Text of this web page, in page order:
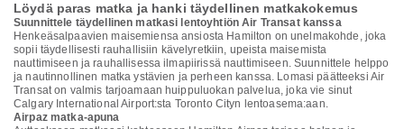
Löydä paras matka ja hanki täydellinen matkakokemus
Suunnittele täydellinen matkasi lentoyhtiön Air Transat kanssa
Henkeäsalpaavien maisemiensa ansiosta Hamilton on unelmakohde, joka
sopii täydellisesti rauhallisiin kävelyretkiin, upeista maisemista
nauttimiseen ja rauhallisessa ilmapiirissä nauttimiseen. Suunnittele helppo
ja nautinnollinen matka ystävien ja perheen kanssa. Lomasi päätteeksi Air
Transat on valmis tarjoamaan huippuluokan palvelua, joka vie sinut
Calgary International Airport:sta Toronto Cityn lentoasema:aan.
Airpaz matka-apuna